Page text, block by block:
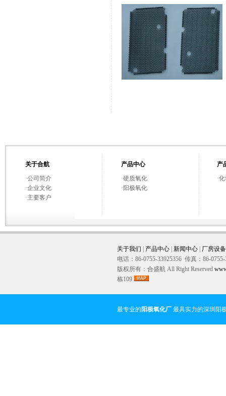
关于合航
·公司简介
·企业文化
·主要客户
产品中心
·硬质氧化
· 阳极氧化
产
·
关于我们 产品中心 新闻中心
厂房设备
电话：86-0755-33925356 传真：86-
版权所有：合盛航 All Right Reserved
栋109
最专业的 阳极氧化厂 最具实力的深圳阳